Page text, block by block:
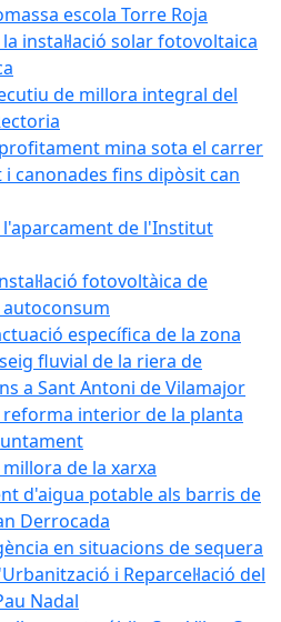
escola Torre Roja
instal·lació solar fotovoltaica
de millora integral del
mina sota el carrer
i canonades fins dipòsit can
l'aparcament de l'Institut
fotovoltàica de
específica de la zona
fluvial de la riera de
a Sant Antoni de Vilamajor
reforma interior de la planta
de la xarxa
d'aigua potable als barris de
Derrocada
en situacions de sequera
i Reparcel·lació del
Nadal